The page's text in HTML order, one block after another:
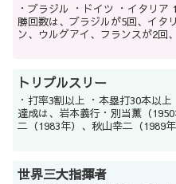
・ブラジル ・ドイツ ・イタリア 1930年の第1回大会以降、各国の優
勝回数は、ブラジルが5回、イタ
ン、ウルグアイ、フランスが2回
トリプルスリー
・打率3割以上 ・本塁打30本以上 ・盗塁30個以上 日本プロ野球での
達成は、岩本義行・別当薫（
二（1983年）、秋山幸二（1989
世界三大指揮者